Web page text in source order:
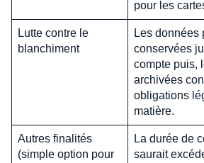
pour les
Lutte contre le
blanchiment
Les données
conservées
compte puis,
archivées
obligations
matière.
Autres finalités
(simple option pour
La durée de
saurait